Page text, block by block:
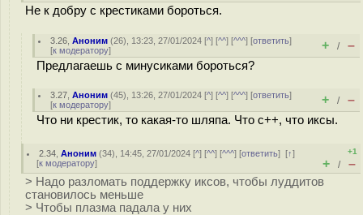
Не к добру с крестиками бороться.
3.26 ,Аноним (26), 13:23, 27/01/2024 [^] [^^] [^^^] [ответить]
[к модератору] + / –
Предлагаешь с минусиками бороться?
3.27 ,Аноним (45), 13:26, 27/01/2024 [^] [^^] [^^^] [ответить]
[к модератору] + / –
Что ни крестик, то какая-то шляпа. Что с++, что иксы.
2.34 ,Аноним (34), 14:45, 27/01/2024 [^] [^^] [^^^] [ответить][↑]
[к модератору]
+1
+ / –
> Надо разломать поддержку иксов, чтобы луддитов
становилось меньше
> Чтобы плазма падала у них